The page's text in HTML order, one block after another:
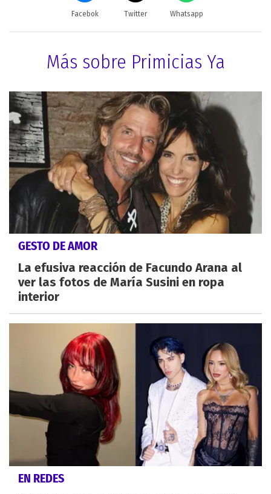
Facebok Twitter Whatsapp
Más sobre Primicias Ya
GESTO DE AMOR
La efusiva reacción de Facundo Arana al
ver las fotos de María Susini en ropa
interior
EN REDES